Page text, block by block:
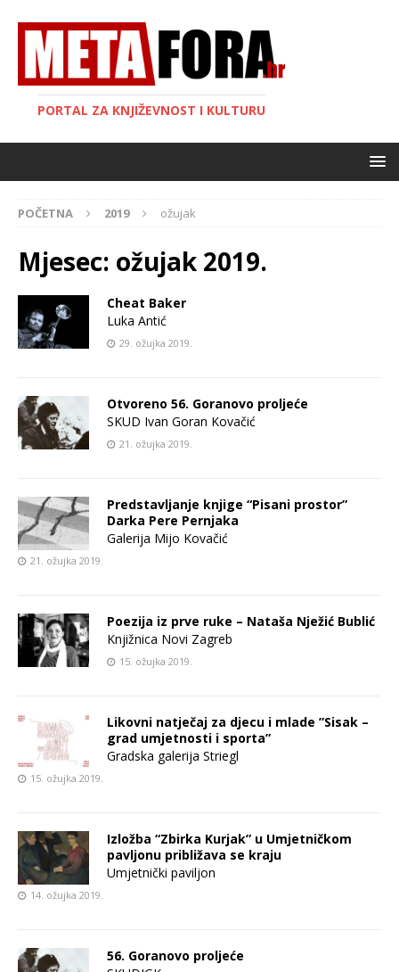
PORTAL ZA KNJIŽEVNOST I KULTURU
POČETNA 2019 ožujak
Mjesec: ožujak 2019.
Cheat Baker
Luka Antić
29. ožujka 2019.
Otvoreno 56. Goranovo proljeće
SKUD Ivan Goran Kovačić
21. ožujka 2019.
Predstavljanje knjige “Pisani prostor”
Darka Pere Pernjaka
Galerija Mijo Kovačić
21. ožujka 2019.
Poezija iz prve ruke – Nataša Nježić Bublić
Knjižnica Novi Zagreb
15. ožujka 2019.
Likovni natječaj za djecu i mlade ”Sisak –
grad umjetnosti i sporta”
Gradska galerija Striegl
15. ožujka 2019.
Izložba “Zbirka Kurjak” u Umjetničkom
pavljonu približava se kraju
Umjetnički paviljon
14. ožujka 2019.
56. Goranovo proljeće